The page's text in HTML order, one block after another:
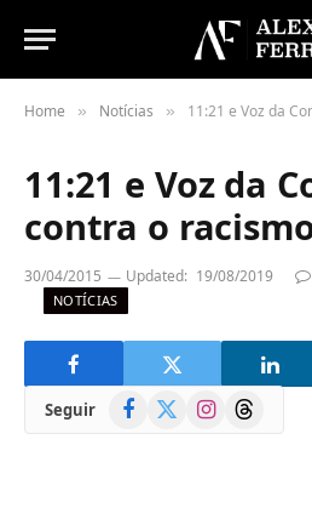
Home » Notícias » 11:21 e Voz da
11:21 e Voz da
contra o
30/04/2015 Updated: 19/08/2019
NOTÍCIAS
Seguir Facebook
(Twitter)
InstagramThreads